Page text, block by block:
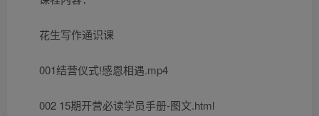
花生写作通识课
001结营仪式!感恩相遇.mp4
002 15期开营必读学员手册-图文.html